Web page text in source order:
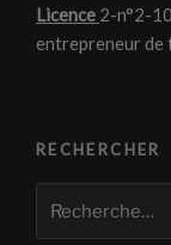
Licence 2-n°2-
entrepreneur de
RECHERCHER